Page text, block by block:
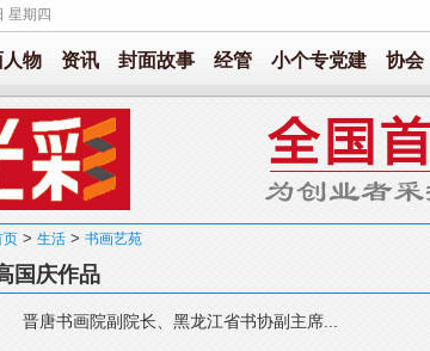
星期四
物 资讯 封面故事 经管 小个专党建 协会
页 > 生活 > 书画艺苑
国庆作品
晋唐书画院副院长、黑龙江省书协副主席...